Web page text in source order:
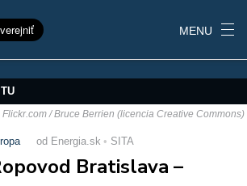
MENU
Flickr.com / Bruce Berrien (licencia Creative Commons)
od Energia.sk SITA
Bratislava –